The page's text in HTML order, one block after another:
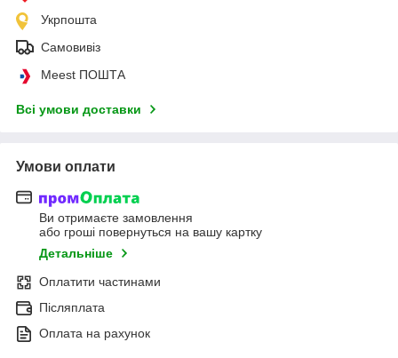
Укрпошта
Самовивіз
Meest ПОШТА
Всі умови доставки
Умови оплати
Ви отримаєте замовлення
або гроші повернуться на вашу картку
Детальніше
Оплатити частинами
Післяплата
Оплата на рахунок